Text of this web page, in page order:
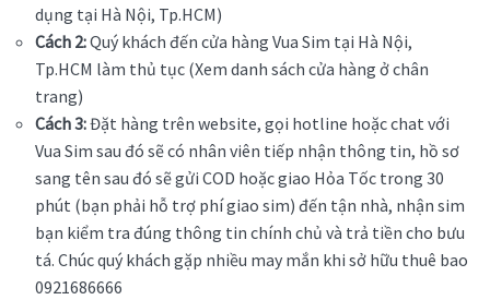
dụng tại Hà Nội, Tp.HCM)
Cách 2:Quý khách đến cửa hàng Vua Sim tại Hà Nội,
Tp.HCM làm thủ tục (Xem danh sách cửa hàng ở chân
trang)
Cách 3:Đặt hàng trên website, gọi hotline hoặc chat với
Vua Sim sau đó sẽ có nhân viên tiếp nhận thông tin, hồ sơ
sang tên sau đó sẽ gửi COD hoặc giao Hỏa Tốc trong 30
phút (bạn phải hỗ trợ phí giao sim) đến tận nhà, nhận sim
bạn kiểm tra đúng thông tin chính chủ và trả tiền cho bưu
tá. Chúc quý khách gặp nhiều may mắn khi sở hữu thuê bao
0921686666